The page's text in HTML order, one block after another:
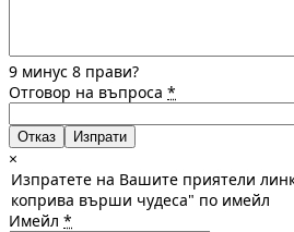
9 минус 8 прави?
Отговор на въпроса *
Отказ
×
Изпратете на Вашите приятели
коприва върши чудеса" по имейл
Имейл *